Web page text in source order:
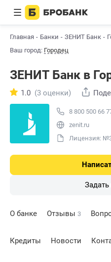
Главная Банки ЗЕНИТ Банк
Ваш город: Городец
ЗЕНИТ Банк в
8 800 500 66
zenit.ru
Лицензия:
1.0 (3 оценки)
О банке Отзывы 3
Кредиты Новости